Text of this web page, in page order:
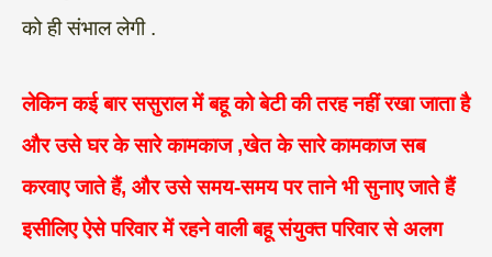
को ही संभाल लेगी .
लेकिन कई बार ससुराल में बहू को बेटी की तरह नहीं रखा जाता है
और उसे घर के सारे कामकाज ,खेत के सारे कामकाज सब
करवाए जाते हैं, और उसे समय-समय पर ताने भी सुनाए जाते हैं
इसीलिए ऐसे परिवार में रहने वाली बहू संयुक्त परिवार से अलग